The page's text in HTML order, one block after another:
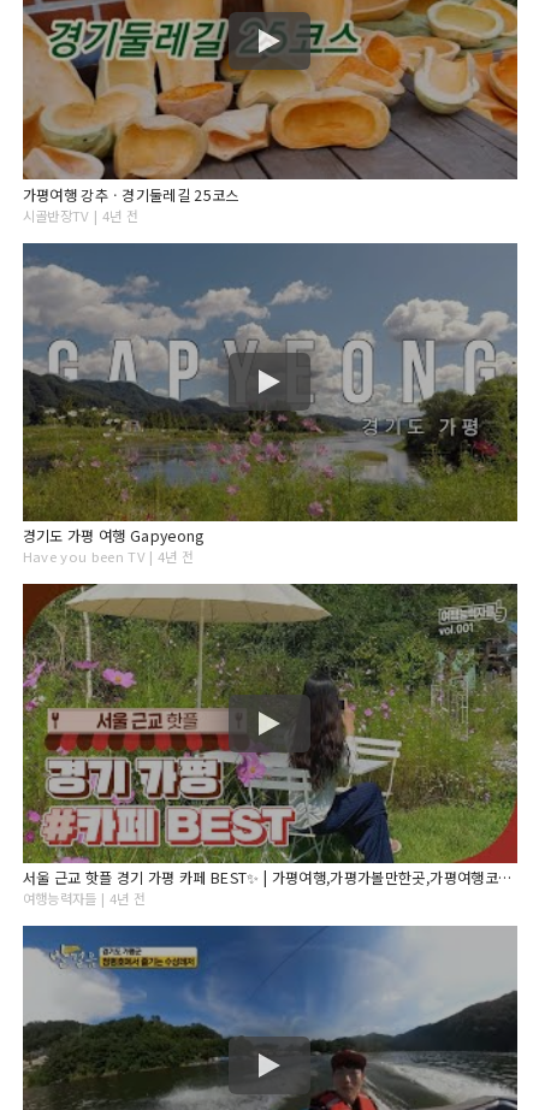
가평여행 강추ㆍ경기둘레길 25코스
시골반장TV | 4년 전
경기도 가평 여행 Gapyeong
Have you been TV | 4년 전
서울 근교 핫플 경기 가평 카페 BEST✨ | 가평여행,가평가볼만한곳,가평여행코스,경기도가볼만한곳, 서울근교가볼만한곳,가평카페,서울근교드라이브,서울근교카페,경기도카페,가평데이트
여행능력자들 | 4년 전